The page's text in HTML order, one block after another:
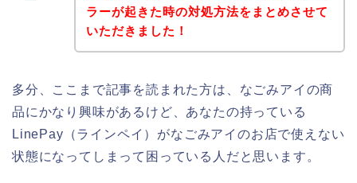
ラーが起きた時の対処方法をまとめさせて
いただきました！
多分、ここまで記事を読まれた方は、なごみアイの商
品にかなり興味があるけど、あなたの持っている
LinePay（ラインペイ）がなごみアイのお店で使えない
状態になってしまって困っている人だと思います。